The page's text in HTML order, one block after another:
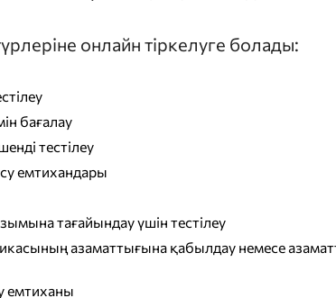
онлайн тіркелуге болады:
бағалау
тестілеу
емтихандары
тағайындау үшін тестілеу
азаматтығына қабылдау немесе
емтиханы